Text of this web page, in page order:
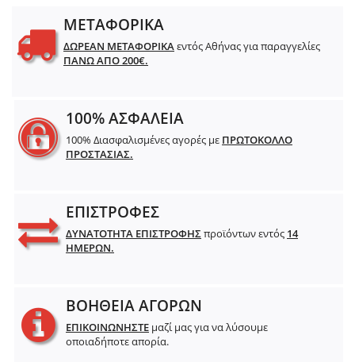
ΜΕΤΑΦΟΡΙΚΑ
ΔΩΡΕΑΝ ΜΕΤΑΦΟΡΙΚΑεντός Αθήνας για παραγγελίες
ΠΑΝΩ ΑΠΟ 200€.
100% ΑΣΦΑΛΕΙΑ
100% Διασφαλισμένες αγορές με ΠΡΩΤΟΚΟΛΛΟ
ΠΡΟΣΤΑΣΙΑΣ.
ΕΠΙΣΤΡΟΦΕΣ
ΔΥΝΑΤΟΤΗΤΑ ΕΠΙΣΤΡΟΦΗΣπροϊόντων εντός 14
ΗΜΕΡΩΝ.
ΒΟΗΘΕΙΑ ΑΓΟΡΩΝ
ΕΠΙΚΟΙΝΩΝΗΣΤΕ μαζί μας για να λύσουμε
οποιαδήποτε απορία.